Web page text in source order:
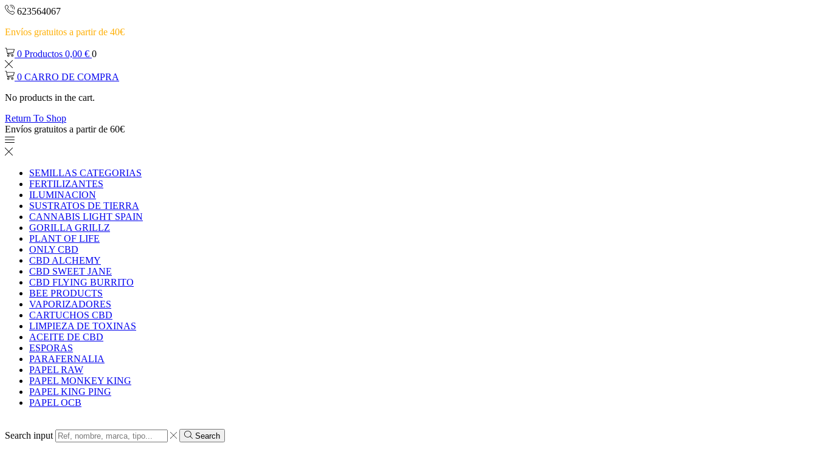
623564067
Envíos gratuitos a partir de 40€
0 Productos 0,00 € 0
0 CARRO DE COMPRA
No products in the cart.
Return To Shop
Envíos gratuitos a partir de 60€
SEMILLAS CATEGORIAS
FERTILIZANTES
ILUMINACION
SUSTRATOS DE TIERRA
CANNABIS LIGHT SPAIN
GORILLA GRILLZ
PLANT OF LIFE
ONLY CBD
CBD ALCHEMY
CBD SWEET JANE
CBD FLYING BURRITO
BEE PRODUCTS
VAPORIZADORES
CARTUCHOS CBD
LIMPIEZA DE TOXINAS
ACEITE DE CBD
ESPORAS
PARAFERNALIA
PAPEL RAW
PAPEL MONKEY KING
PAPEL KING PING
PAPEL OCB
Search input Search